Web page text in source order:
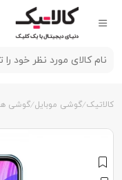
کالاتیک گوشی موبایل گوشی